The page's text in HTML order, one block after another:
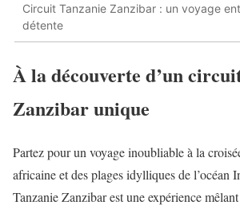
Circuit Tanzanie Zanzibar : un voyage
détente
À la découverte d’un
Zanzibar unique
Partez pour un voyage inoubliable à la
africaine et des plages idylliques de l’océan
Tanzanie Zanzibar est une expérience